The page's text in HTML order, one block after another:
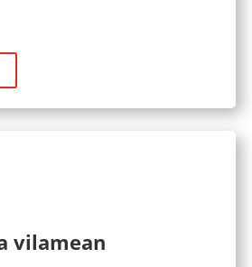
vilamean